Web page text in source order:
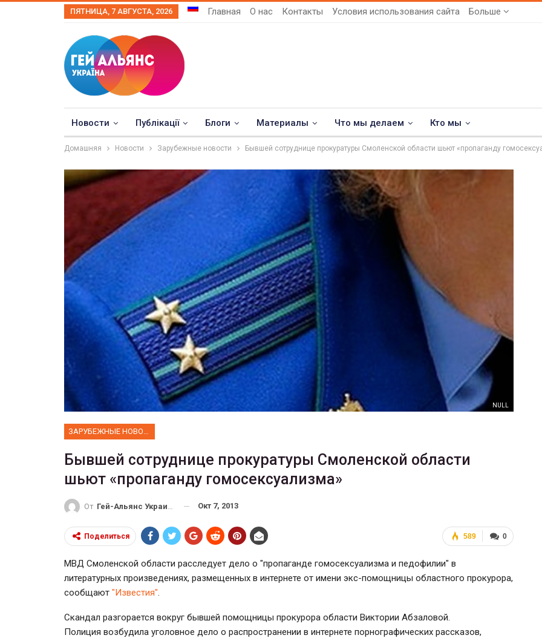
ПЯТНИЦА, 7 АВГУСТА, 2026 Главная О нас Контакты Условия использования сайта Больше
Новости Публікації Блоги Материалы Что мы делаем Кто мы
Домашняя Новости Зарубежные новости Бывшей сотруднице прокуратуры Смоленской области шьют «пропаганду
NULL
ЗАРУБЕЖНЫЕ НОВОСТИ
Бывшей сотруднице прокуратуры Смоленской области
шьют «пропаганду гомосексуализма»
От Гей-Альянс Украина Окт 7, 2013
0
589
Поделиться
МВД Смоленской области расследует дело о "пропаганде гомосексуализма и педофилии" в
литературных произведениях, размещенных в интернете от имени экс-помощницы областного прокурора,
сообщают "Известия"
Скандал разгорается вокруг бывшей помощницы прокурора области Виктории Абзаловой.
Полиция возбудила уголовное дело о распространении в интернете порнографических рассказов,
ФОТО
Прайд в Тель-Авиве собрал 200
тысяч участников
ГЕЙ-АЛЬЯНС УКРАИНА Июн 10, 2017 0
Военнослужащие-трансгендеры
Июл 27, 2017